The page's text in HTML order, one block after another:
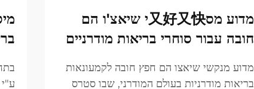
מדוע מס又好又快י שיאצ'ו הם
חובה עבור סוחרי בריאות מודרניים
מדוע מנקשי שיאצו הם חפץ חובה לקמעונאות
בריאות מודרניות בעולם המודרני, שבו סטרס